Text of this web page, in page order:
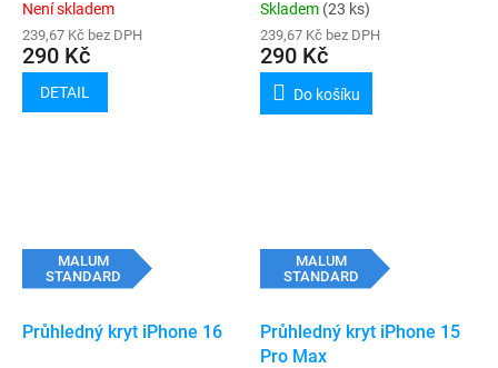
Není skladem
239,67 Kč bez DPH
290 Kč
DETAIL
Skladem (23 ks)
239,67 Kč bez DPH
290 Kč
Do košíku
MALUM
STANDARD
Průhledný kryt iPhone 16
MALUM
STANDARD
Průhledný kryt iPhone 15
Pro Max